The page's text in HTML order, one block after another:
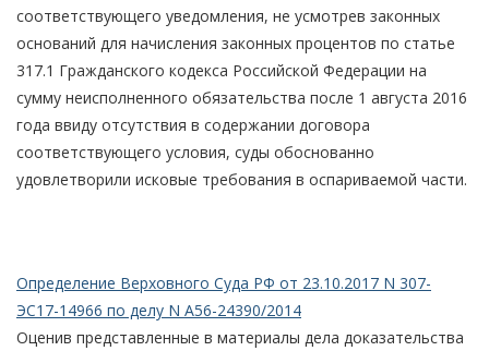
соответствующего уведомления, не усмотрев законных
оснований для начисления законных процентов по статье
317.1 Гражданского кодекса Российской Федерации на
сумму неисполненного обязательства после 1 августа 2016
года ввиду отсутствия в содержании договора
соответствующего условия, суды обоснованно
удовлетворили исковые требования в оспариваемой части.
Определение Верховного Суда РФ от 23.10.2017 N 307-
ЭС17-14966 по делу N А56-24390/2014
Оценив представленные в материалы дела доказательства